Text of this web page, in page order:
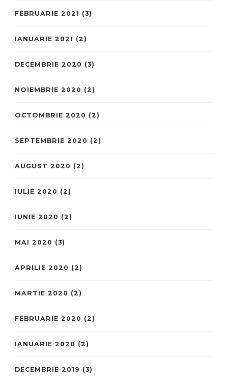
FEBRUARIE 2021 (3)
IANUARIE 2021 (2)
DECEMBRIE 2020 (3)
NOIEMBRIE 2020 (2)
OCTOMBRIE 2020 (2)
SEPTEMBRIE 2020 (2)
AUGUST 2020 (2)
IULIE 2020 (2)
IUNIE 2020 (2)
MAI 2020 (3)
APRILIE 2020 (2)
MARTIE 2020 (2)
FEBRUARIE 2020 (2)
IANUARIE 2020 (2)
DECEMBRIE 2019 (3)